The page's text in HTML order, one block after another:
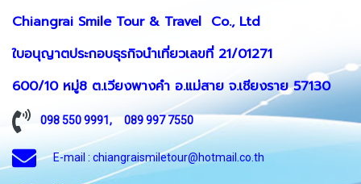
Chiangrai Smile Tour & Travel Co., Ltd
ใบอนุญาตประกอบธุรกิจนำเที่ยวเลขที่ 21/01271
600/10 หมู่8 ต.เวียงพางคำ อ.แม่สาย จ.เชียงราย 57130
098 550 9991, 089 997 7550
E-mail : chiangraismiletour@hotmail.co.th